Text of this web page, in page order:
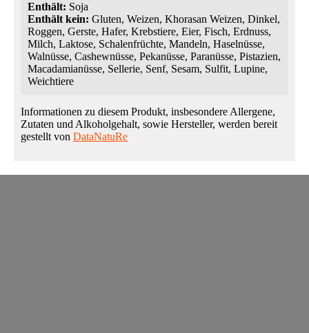
Enthält: Soja
Enthält kein: Gluten, Weizen, Khorasan Weizen, Dinkel,
Roggen, Gerste, Hafer, Krebstiere, Eier, Fisch, Erdnuss,
Milch, Laktose, Schalenfrüchte, Mandeln, Haselnüsse,
Walnüsse, Cashewnüsse, Pekanüsse, Paranüsse, Pistazien,
Macadamianüsse, Sellerie, Senf, Sesam, Sulfit, Lupine,
Weichtiere
Informationen zu diesem Produkt, insbesondere Allergene,
Zutaten und Alkoholgehalt, sowie Hersteller, werden bereit
gestellt von DataNatuRe